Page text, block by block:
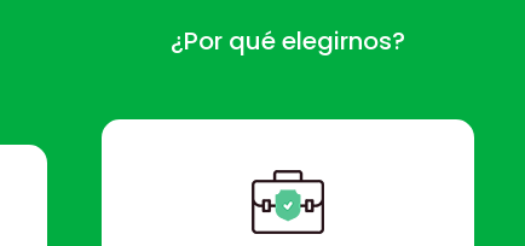
¿Por qué elegirnos?